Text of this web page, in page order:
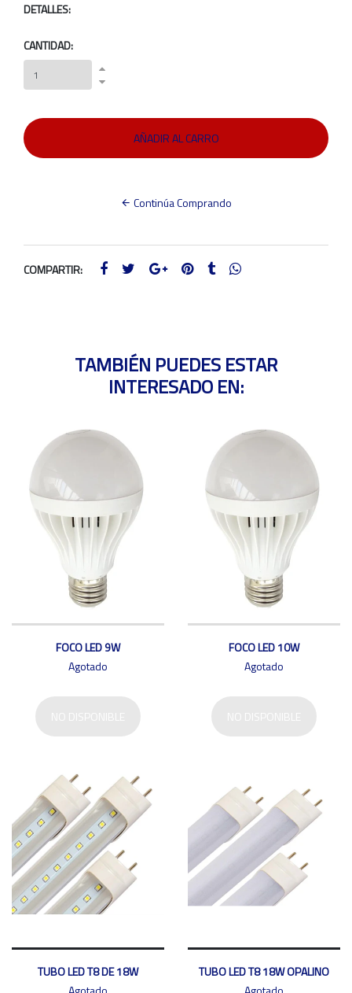
DETALLES:
CANTIDAD:
Continúa Comprando
COMPARTIR:
TAMBIÉN PUEDES ESTAR
INTERESADO EN:
FOCO LED 9W
Agotado
FOCO LED 10W
Agotado
TUBO LED T8 DE 18W
TUBO LED T8 18W OPALINO